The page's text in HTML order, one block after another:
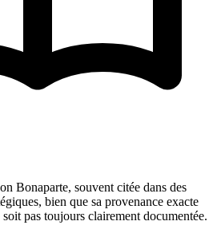
Bonaparte, souvent citée dans des
bien que sa provenance exacte
pas toujours clairement documentée.